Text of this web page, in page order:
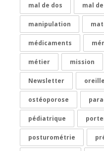
mal de dos mal
manipulation
médicaments
métier mission
Newsletter
ostéoporose
pédiatrique
posturométrie